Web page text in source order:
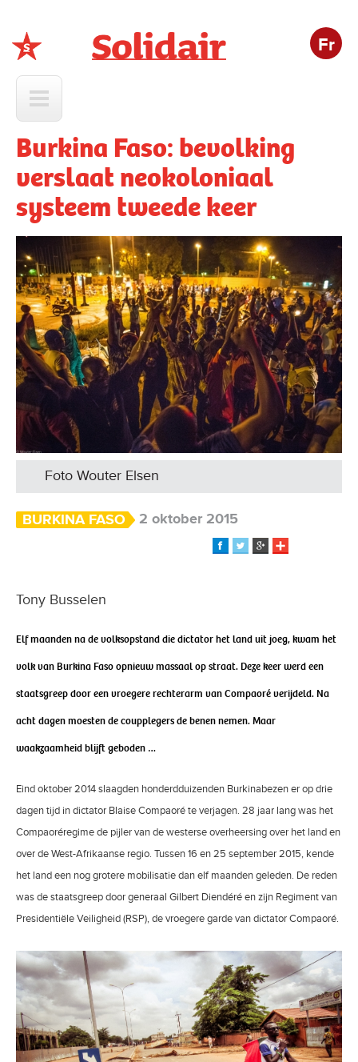
Fr
Burkina Faso: bevolking
verslaat neokoloniaal
systeem tweede keer
Foto Wouter Elsen
BURKINA FASO 2 oktober 2015
Tony Busselen
Elf maanden na de volksopstand die dictator het land uit joeg, kwam het
volk van Burkina Faso opnieuw massaal op straat. Deze keer werd een
staatsgreep door een vroegere rechterarm van Compaoré verijdeld. Na
acht dagen moesten de coupplegers de benen nemen. Maar
waakzaamheid blijft geboden …
Eind oktober 2014 slaagden honderdduizenden Burkinabezen er op drie
dagen tijd in dictator Blaise Compaoré te verjagen. 28 jaar lang was het
Compaoréregime de pijler van de westerse overheersing over het land en
over de West-Afrikaanse regio. Tussen 16 en 25 september 2015, kende
het land een nog grotere mobilisatie dan elf maanden geleden. De reden
was de staatsgreep door generaal Gilbert Diendéré en zijn Regiment van
Presidentiële Veiligheid (RSP), de vroegere garde van dictator Compaoré.